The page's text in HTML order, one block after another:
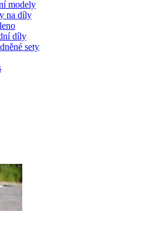
modely
na díly
díly
sety